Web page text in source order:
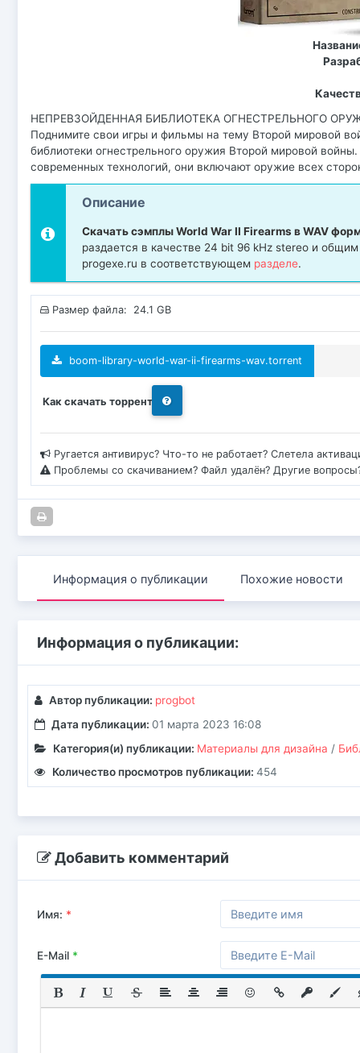
НЕПРЕВЗОЙДЕННАЯ БИБЛИОТЕКА ОГНЕСТРЕЛЬНОГО
Поднимите свои игры и фильмы на тему Второй мировой
библиотеки огнестрельного оружия Второй мировой
современных технологий, они включают оружие всех
Описание
Скачать сэмплы World War II Firearms в WAV
раздается в качестве 24 bit 96 kHz stereo и
progexe.ru в соответствующем разделе.
Размер файла: 24.1 GB
boom-library-world-war-ii-firearms-wav.torrent
Как скачать торрент
Ругается антивирус? Что-то не работает? Слетела
Проблемы со скачиванием? Файл удалён? Другие
Информация о публикации Похожие новости
Информация о публикации:
Автор публикации: progbot
Дата публикации: 01 марта 2023 16:08
Категория(и) публикации: Материалы для дизайна /
Количество просмотров публикации: 454
Добавить комментарий
Имя: *
E-Mail *